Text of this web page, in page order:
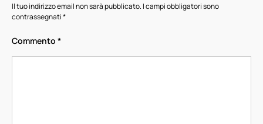
Il tuo indirizzo email non sarà pubblicato. I campi obbligatori sono
contrassegnati*
Commento *